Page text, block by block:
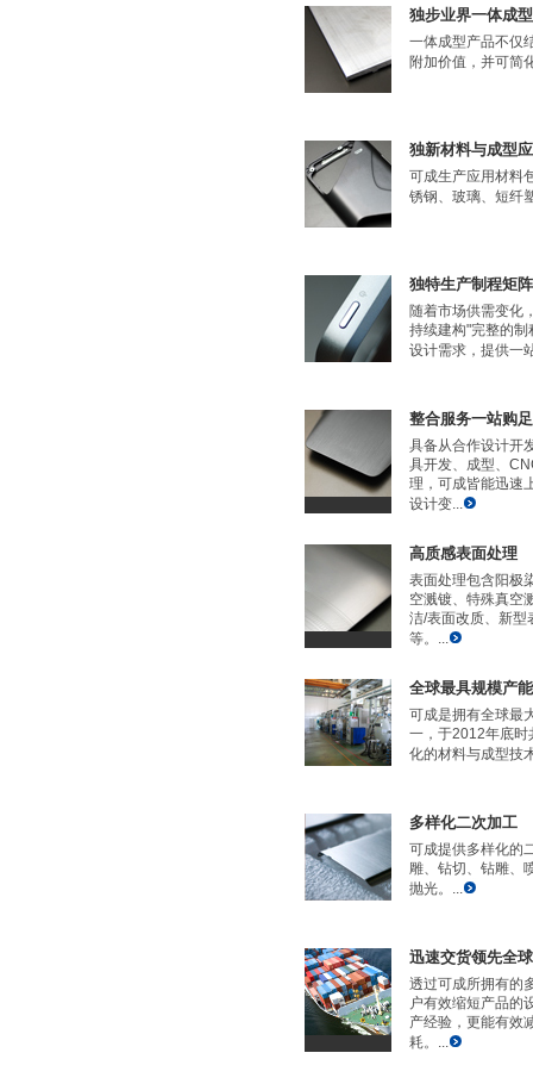
独步业界一体成
一体成型产品不仅
附加价值，并可简
独新材料与成型
可成生产应用材料
锈钢、玻璃、短纤
独特生产制程矩阵
随着市场供需变化
持续建构"完整的
设计需求，提供一
整合服务一站购足
具备从合作设计开
具开发、成型、
理，可成皆能迅速
设计变...
高质感表面处理
表面处理包含阳极
空溅镀、特殊真空
洁/表面改质、新型
等。...
全球最具规模产能
可成是拥有全球最
一，于2012年底
化的材料与成型技
多样化二次加工
可成提供多样化的
雕、钻切、钻雕、
抛光。...
迅速交货领先全球
透过可成所拥有的
户有效缩短产品的
产经验，更能有效
耗。...